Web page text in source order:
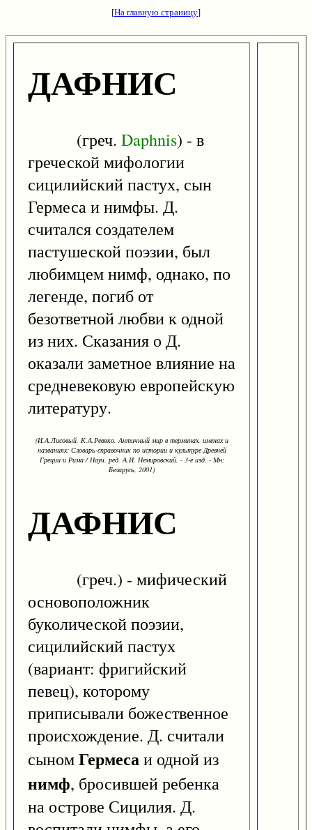
[На главную страницу]
ДАФНИС
(греч. Daphnis) - в
греческой мифологии
сицилийский пастух, сын
Гермеса и нимфы. Д.
считался создателем
пастушеской поэзии, был
любимцем нимф, однако, по
легенде, погиб от
безответной любви к одной
из них. Сказания о Д.
оказали заметное влияние на
средневековую европейскую
литературу.
(И.А.Лисовый, К.А.Ревяко. Античный мир в терминах, именах и
названиях: Словарь-справочник по истории и культуре Древней
Греции и Рима / Науч. ред. А.И. Немировский. - 3-е изд. - Мн:
Беларусь, 2001)
ДАФНИС
(греч.) - мифический
основоположник
буколической поэзии,
сицилийский пастух
(вариант: фригийский
певец), которому
приписывали божественное
происхождение. Д. считали
сыномГермесаи одной из
нимф, бросившей ребенка
на острове Сицилия. Д.